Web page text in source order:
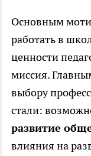
Основным
работать в
ценности
миссия.
выбору
стали:
развитие
влияния на